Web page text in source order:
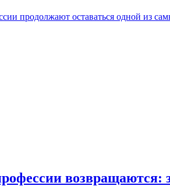
продолжают оставаться одной из
возвращаются: